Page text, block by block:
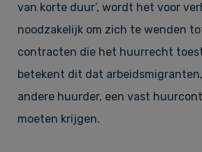
van korte duur’, wordt het voor
noodzakelijk om zich te wenden
contracten die het huurrecht
betekent dit dat
andere huurder, een vast
moeten krijgen.